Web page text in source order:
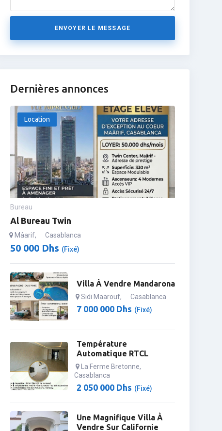
ENVOYER LE MESSAGE
Dernières annonces
Location
Bureau
Al Bureau Twin
Mâarif, Casablanca
50 000 Dhs (Fixé)
Villa À Vendre Mandarona
Sidi Maarouf, Casablanca
7 000 000 Dhs (Fixé)
Température
Automatique RTCL
La Ferme Bretonne,
Casablanca
2 050 000 Dhs (Fixé)
Une Magnifique Villa À
Vendre Sur Californie